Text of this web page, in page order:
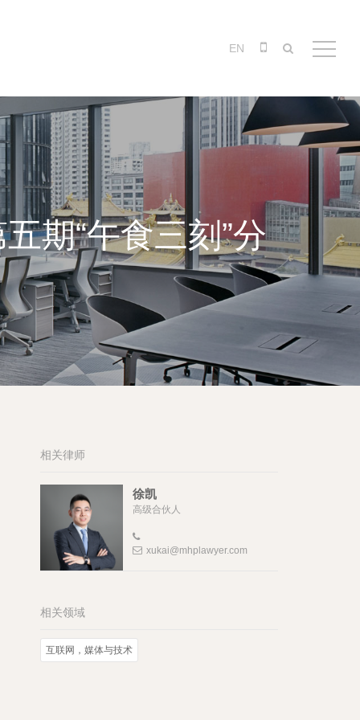
EN
期“午食三刻”分
相关律师
徐凯
高级合伙人
xukai@mhplawyer.com
相关领域
互联网，媒体与技术